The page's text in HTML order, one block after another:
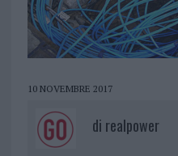
10 NOVEMBRE 2017
di realpower